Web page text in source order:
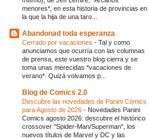
menores*, en esta historia de provincias en
la que la hija de una taro...
Abandonad toda esperanza
Cerrado por vacaciones - Tal y como
anunciamos que ocurría con las columnas
de prensa, este vuestro blog cierra y se
toma unas merecidas *vacaciones de
verano*. Quizá volvamos p...
Blog de Comics 2.0
Descubre las novedades de Panini Cómics
para Agosto de 2026 - Novedades Panini
Comics agosto 2026: descubre el histórico
crossover "Spider-Man/Superman", los
nuevos títulos de Marvel y DC y las